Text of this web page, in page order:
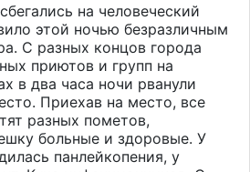
на человеческий
этой ночью безразличным
С разных концов города
приютов и групп на
в два часа ночи рванули
Приехав на место, все
разных пометов,
больные и здоровые. У
панлейкопения, у